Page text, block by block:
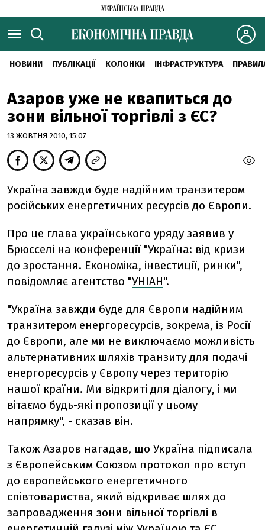
НОВИНИ ПУБЛІКАЦІЇ КОЛОНКИ ІНФРАСТРУКТУРА
Азаров уже не квапиться до
зони вільної торгівлі з ЄС?
13 ЖОВТНЯ 2010, 15:07
Україна завжди буде надійним транзитером
російських енергетичних ресурсів до Європи.
Про це глава українського уряду заявив у
Брюсселі на конференції "Україна: від кризи
до зростання. Економіка, інвестиції, ринки",
повідомляє агентство "УНІАН".
"Україна завжди буде для Європи надійним
транзитером енергоресурсів, зокрема, із Росії
до Європи, але ми не виключаємо можливість
альтернативних шляхів транзиту для подачі
енергоресурсів у Європу через територію
нашої країни. Ми відкриті для діалогу, і ми
вітаємо будь-які пропозиції у цьому
напрямку", - сказав він.
Також Азаров нагадав, що Україна підписала
з Європейським Союзом протокол про вступ
до європейського енергетичного
співтовариства, який відкриває шлях до
запровадження зони вільної торгівлі в